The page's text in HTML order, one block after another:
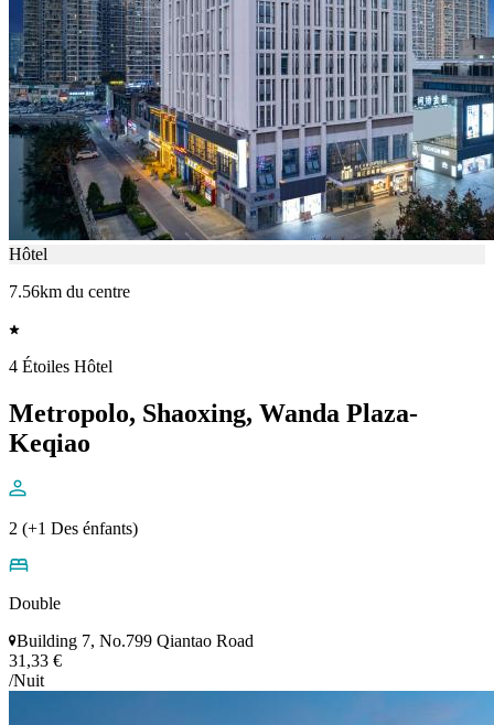
Hôtel
7.56km du centre
4 Étoiles Hôtel
Metropolo, Shaoxing, Wanda Plaza-
Keqiao
2 (+1 Des énfants)
Double
Building 7, No.799 Qiantao Road
31,33 €
/Nuit